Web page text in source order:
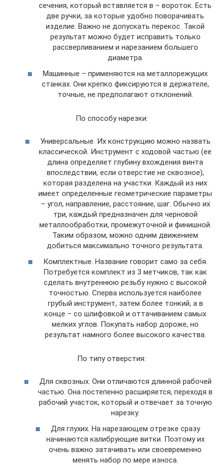
сечения, который вставляется в – вороток. Есть
две ручки, за которые удобно поворачивать
изделие. Важно не допускать перекос. Такой
результат можно будет исправить только
рассверливанием и нарезанием большего
диаметра.
Машинные – применяются на металлорежущих
станках. Они крепко фиксируются в держателе,
точные, не предполагают отклонений.
По способу нарезки:
Универсальные. Их конструкцию можно назвать
классической. Инструмент с ходовой частью (ее
длина определяет глубину вхождения винта
впоследствии, если отверстие не сквозное),
которая разделена на участки. Каждый из них
имеет определенные геометрические параметры
– угол, направление, расстояние, шаг. Обычно их
три, каждый предназначен для черновой
металлообработки, промежуточной и финишной.
Таким образом, можно одним движением
добиться максимально точного результата.
Комплектные. Название говорит само за себя.
Потребуется комплект из 3 метчиков, так как
сделать внутреннюю резьбу нужно с высокой
точностью. Сперва используется наиболее
грубый инструмент, затем более тонкий, а в
конце – со шлифовкой и оттачиванием самых
мелких углов. Покупать набор дороже, но
результат намного более высокого качества.
По типу отверстия:
Для сквозных. Они отличаются длинной рабочей
частью. Она постепенно расширяется, переходя в
рабочий участок, который и отвечает за точную
нарезку.
Для глухих. На нарезающем отрезке сразу
начинаются калибрующие витки. Поэтому их
очень важно затачивать или своевременно
менять набор по мере износа.